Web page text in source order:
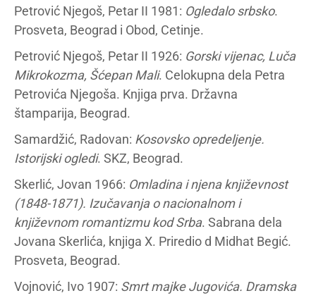
Petrović Njegoš, Petar II 1981: Ogledalo srbsko.
Prosveta, Beograd i Obod, Cetinje.
Petrović Njegoš, Petar II 1926: Gorski vijenac, Luča
Mikrokozma, Šćepan Mali. Celokupna dela Petra
Petrovića Njegoša. Knjiga prva. Državna
štamparija, Beograd.
Samardžić, Radovan: Kosovsko opredeljenje.
Istorijski ogledi. SKZ, Beograd.
Skerlić, Jovan 1966: Omladina i njena književnost
(1848-1871). Izučavanja o nacionalnom i
književnom romantizmu kod Srba. Sabrana dela
Jovana Skerlića, knjiga X. Priredio d Midhat Begić.
Prosveta, Beograd.
Vojnović, Ivo 1907: Smrt majke Jugovića. Dramska